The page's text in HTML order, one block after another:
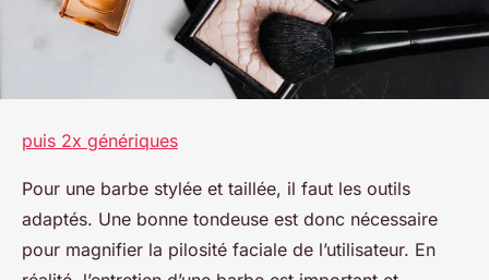
puis 2x génériques
Pour une barbe stylée et taillée, il faut les outils
adaptés. Une bonne tondeuse est donc nécessaire
pour magnifier la pilosité faciale de l’utilisateur. En